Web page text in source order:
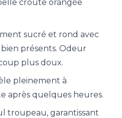
croûte orangée
sucré et rond avec
présents. Odeur
plus doux.
pleinement à
après quelques heures.
troupeau, garantissant